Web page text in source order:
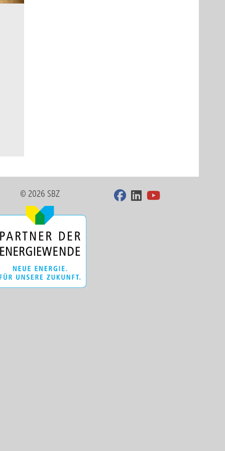
© 2026 SBZ